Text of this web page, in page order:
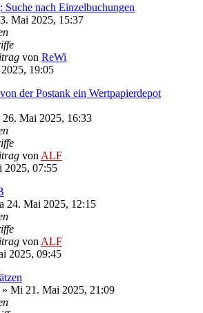
Suche nach Einzelbuchungen
Mai 2025, 15:37
von ReWi
19:05
der Postank ein Wertpapierdepot
Mai 2025, 16:33
von ALF
2025, 07:55
24. Mai 2025, 12:15
von ALF
2025, 09:45
» Mi 21. Mai 2025, 21:09